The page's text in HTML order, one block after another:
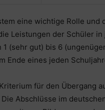
eine wichtige Rolle und
Leistungen der Schüler in
(sehr gut) bis 6
Ende eines jeden
für den Übergang
Abschlüsse im